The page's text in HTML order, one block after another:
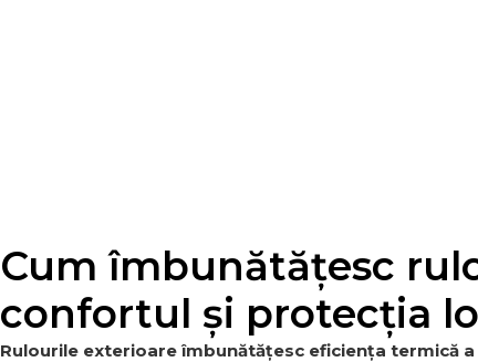
Cum îmbunătățesc
confortul și protecția
Rulourile exterioare îmbunătățesc eficiența termică a